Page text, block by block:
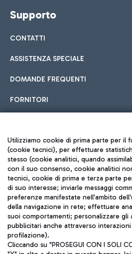
Supporto
CONTATTI
ASSISTENZA SPECIALE
DOMANDE FREQUENTI
FORNITORI
Seguici sui social
TRAVEL
ITA
Utilizziamo cookie di prima parte per il
(cookie tecnici), per effettuare
stesso (cookie analitici, quando
con il suo consenso, cookie analitici
tecnici, cookie di prima e terza parte
di suo interesse; inviarle messaggi
preferenze manifestate nell'ambito
della navigazione in rete; effettuare
suoi comportamenti; personalizzare gli
pubblicitari anche attraverso
profilazione).
Cliccando su "PROSEGUI CON I SOLI